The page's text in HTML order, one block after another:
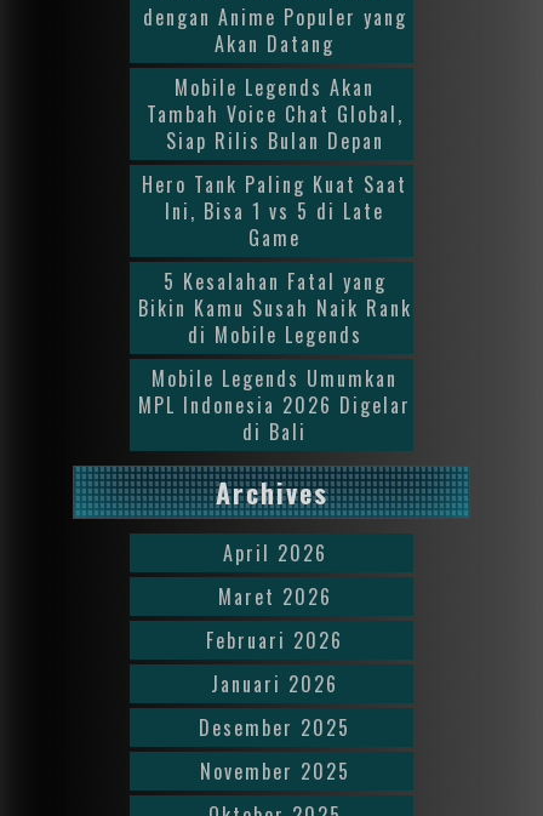
dengan Anime Populer yang
Akan Datang
Mobile Legends Akan
Tambah Voice Chat Global,
Siap Rilis Bulan Depan
Hero Tank Paling Kuat Saat
Ini, Bisa 1 vs 5 di Late
Game
5 Kesalahan Fatal yang
Bikin Kamu Susah Naik Rank
di Mobile Legends
Mobile Legends Umumkan
MPL Indonesia 2026 Digelar
di Bali
Archives
April 2026
Maret 2026
Februari 2026
Januari 2026
Desember 2025
November 2025